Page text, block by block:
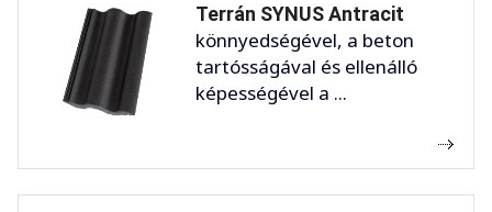
Terrán SYNUS Antracit
könnyedségével, a beton
tartósságával és ellenálló
képességével a ...